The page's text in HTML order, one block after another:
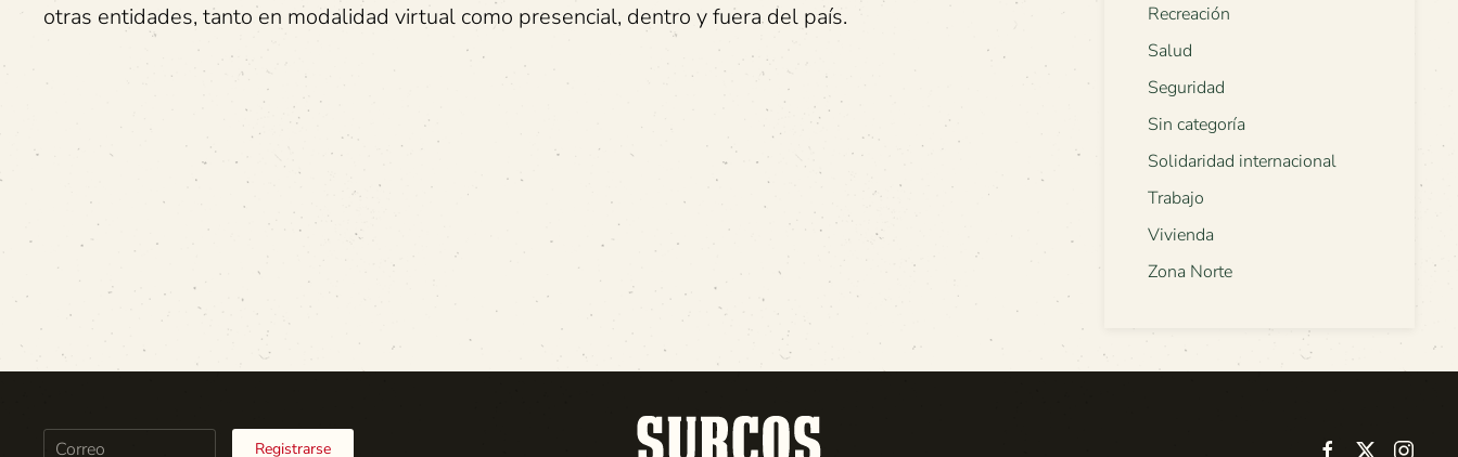
otras entidades, tanto en modalidad virtual como presencial, dentro y fuera del país.
Recreación
Salud
Seguridad
Sin categoría
Solidaridad internacional
Trabajo
Vivienda
Zona Norte
Registrarse